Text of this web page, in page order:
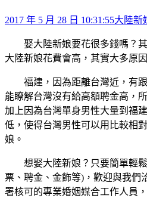
2017 年 5 月 28 日 10:31:55大陸新
娶大陸新娘要花很多錢嗎？
大陸新娘花費會高，其實大多原
福建，因為距離台灣近，有
能瞭解台灣沒有給高額聘金高，
加上因為台灣單身男性大量到福
低，使得台灣男性可以用比較相
娘。
想娶大陸新娘？只要簡單輕
票、聘金、金飾等)，歡迎與我們
署核可的專業婚姻媒合工作人員